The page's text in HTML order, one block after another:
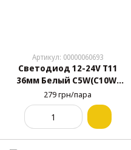
Артикул: 00000060693
Светодиод 12-24V T11
36мм Белый C5W(C10W)
4x12835SMD 180Lm 6000K
"Brevia" CANbus №10214
279 грн/пара